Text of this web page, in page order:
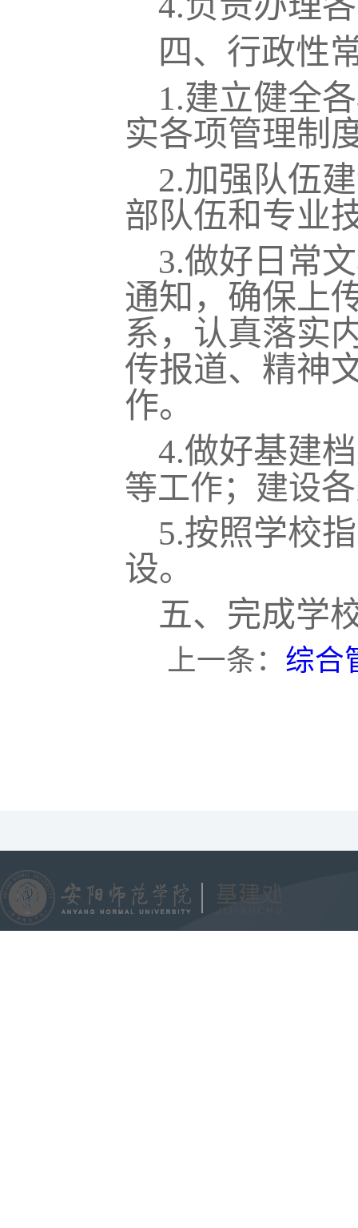
四、行政性
1.建立健全
实各项管理制
2.加强队伍
部队伍和专业
3.做好日常
通知，确保上
系，认真落实
传报道、精神
作。
4.做好基建
等工作；建设
5.按照学校
设。
五、完成学
上一条： 综合